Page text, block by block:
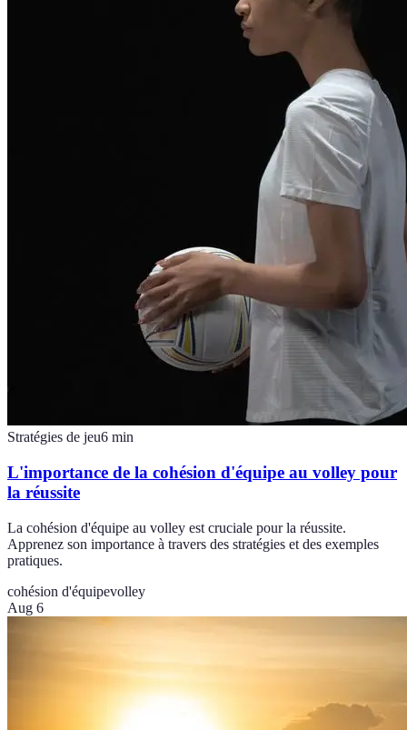
Stratégies de jeu6 min
L'importance de la cohésion d'équipe au volley pour
la réussite
La cohésion d'équipe au volley est cruciale pour la réussite.
Apprenez son importance à travers des stratégies et des exemples
pratiques.
cohésion d'équipevolley
Aug 6